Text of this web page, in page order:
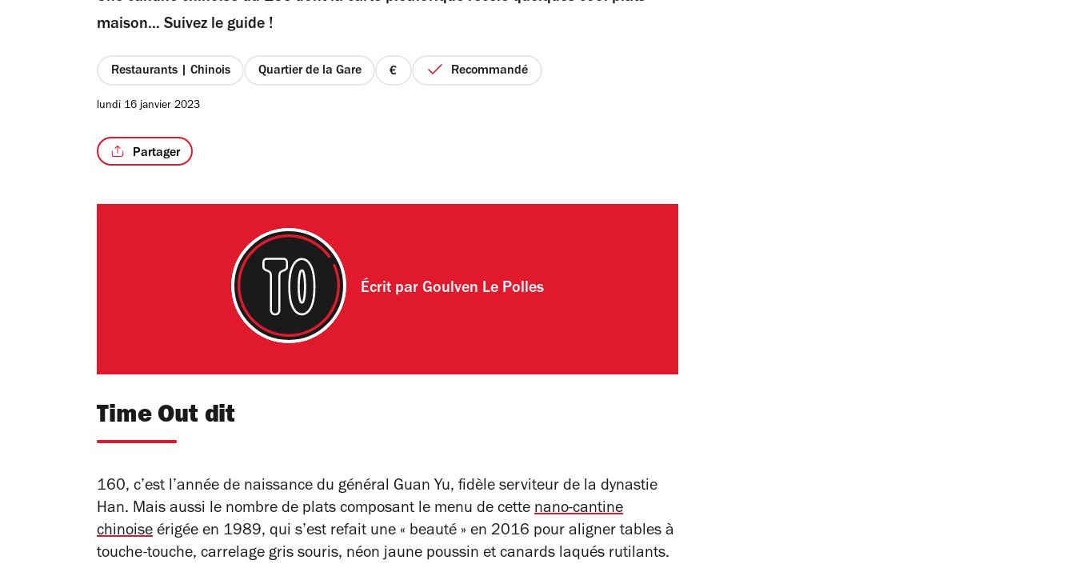
étoiles
maison… Suivez le guide !
Restaurants | Chinois Quartier de la Gare
prix
Recommandé
lundi 16 janvier 2023
Partager
Écrit par Goulven Le Polles
Time Out dit
160, c’est l’année de naissance du général Guan Yu, fidèle serviteur de la dynastie
Han. Mais aussi le nombre de plats composant le menu de cette nano-cantine
chinoise érigée en 1989, qui s’est refait une « beauté » en 2016 pour aligner tables à
touche-touche, carrelage gris souris, néon jaune poussin et canards laqués rutilants.